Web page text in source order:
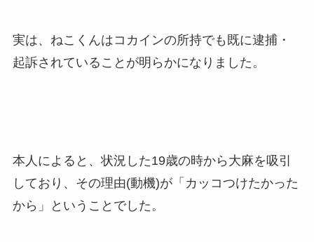
実は、ねこくんはコカインの所持でも既に逮捕・
起訴されていることが明らかになりました。
本人によると、状況した19歳の時から大麻を吸引
しており、その理由(動機)が「カッコつけたかった
から」ということでした。